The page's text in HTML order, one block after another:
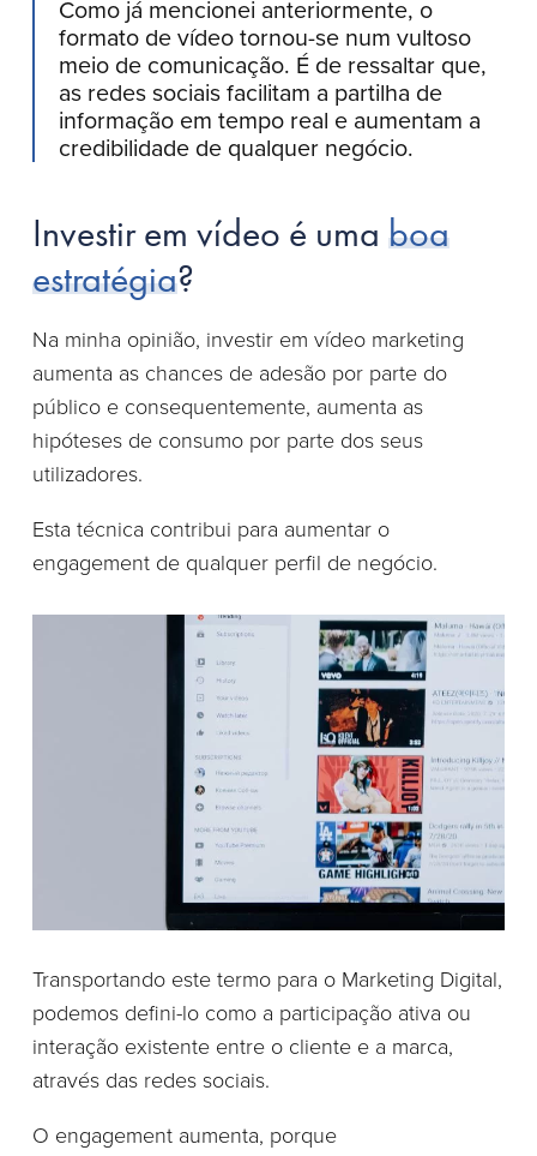
Como já mencionei anteriormente, o
formato de vídeo tornou-se num vultoso
meio de comunicação. É de ressaltar que,
as redes sociais facilitam a partilha de
informação em tempo real e aumentam a
credibilidade de qualquer negócio.
Investir em vídeo é uma boa
estratégia?
Na minha opinião, investir em vídeo marketing
aumenta as chances de adesão por parte do
público e consequentemente, aumenta as
hipóteses de consumo por parte dos seus
utilizadores.
Esta técnica contribui para aumentar o
engagement de qualquer perfil de negócio.
Transportando este termo para o Marketing Digital,
podemos defini-lo como a participação ativa ou
interação existente entre o cliente e a marca,
através das redes sociais.
O engagement aumenta, porque